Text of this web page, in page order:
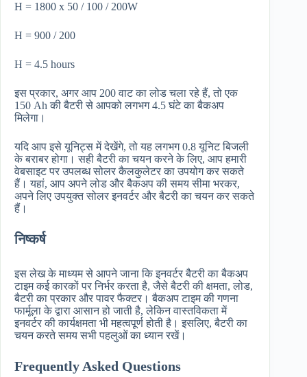
H = 1800 x 50 / 100 / 200W
H = 900 / 200
H = 4.5 hours
इस प्रकार, अगर आप 200 वाट का लोड चला रहे हैं, तो एक
150 Ah की बैटरी से आपको लगभग 4.5 घंटे का बैकअप
मिलेगा।
यदि आप इसे यूनिट्स में देखेंगे, तो यह लगभग 0.8 यूनिट बिजली
के बराबर होगा। सही बैटरी का चयन करने के लिए, आप हमारी
वेबसाइट पर उपलब्ध सोलर कैलकुलेटर का उपयोग कर सकते
हैं। यहां, आप अपने लोड और बैकअप की समय सीमा भरकर,
अपने लिए उपयुक्त सोलर इनवर्टर और बैटरी का चयन कर सकते
हैं।
निष्कर्ष
इस लेख के माध्यम से आपने जाना कि इनवर्टर बैटरी का बैकअप
टाइम कई कारकों पर निर्भर करता है, जैसे बैटरी की क्षमता, लोड,
बैटरी का प्रकार और पावर फैक्टर। बैकअप टाइम की गणना
फार्मूला के द्वारा आसान हो जाती है, लेकिन वास्तविकता में
इनवर्टर की कार्यक्षमता भी महत्वपूर्ण होती है। इसलिए, बैटरी का
चयन करते समय सभी पहलुओं का ध्यान रखें।
Frequently Asked Questions